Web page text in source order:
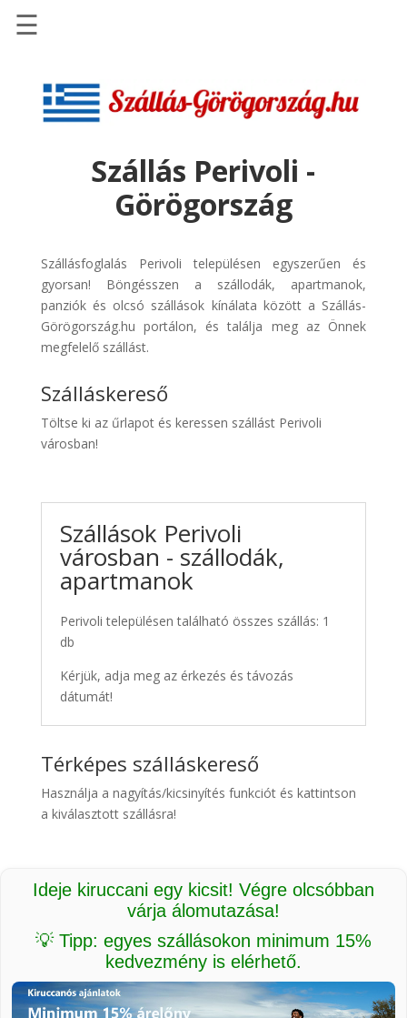
Szállások
Repülőjegy
pénzvisszatérítéssel
Discover
Cars
Transzfer
Kiwi
Taxi
☰
Szállás Perivoli -
Görögország
Szállásfoglalás Perivoli településen egyszerűen és
gyorsan! Böngésszen a szállodák, apartmanok,
panziók és olcsó szállások kínálata között a Szállás-
Görögország.hu portálon, és találja meg az Önnek
megfelelő szállást.
Szálláskereső
Töltse ki az űrlapot és keressen szállást Perivoli
városban!
Szállások Perivoli
városban - szállodák,
apartmanok
Perivoli településen található összes szállás: 1
db
Kérjük, adja meg az érkezés és távozás
dátumát!
Térképes szálláskereső
Használja a nagyítás/kicsinyítés funkciót és kattintson
a kiválasztott szállásra!
Ideje kiruccani egy kicsit! Végre olcsóbban
várja álomutazása!
💡 Tipp: egyes szállásokon minimum 15%
kedvezmény is elérhető.